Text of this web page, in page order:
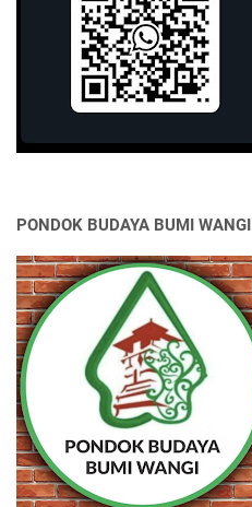
PONDOK BUDAYA BUMI WANGI